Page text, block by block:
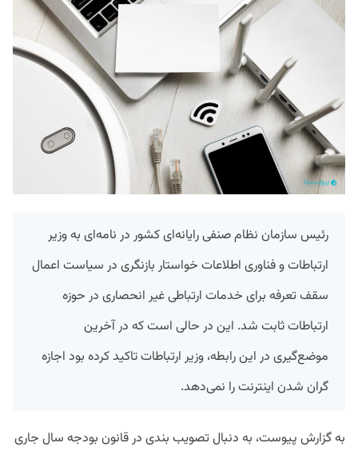
رئیس سازمان نظام صنفی رایانه‌ای کشور در نامه‌ای به وزیر
ارتباطات و فناوری اطلاعات خواستار بازنگری در سیاست اعمال
سقف تعرفه برای خدمات ارتباطی غیر انحصاری در حوزه
ارتباطات ثابت شد. این در حالی است که در آخرین
موضع‌گیری در این رابطه، وزیر ارتباطات تاکید کرده بود اجازه
گران شدن اینترنت را نمی‌دهد.
به گزارش پیوست، به دنبال تصویب بندی در قانون بودجه سال جاری